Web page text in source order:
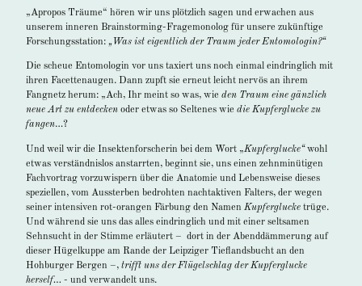
„Apropos Träume“ hören wir uns plötzlich sagen und erwachen aus
unserem inneren Brainstorming-Fragemonolog für unsere zukünftige
Forschungsstation: „Was ist eigentlich der Traum jeder Entomologin?“
Die scheue Entomologin vor uns taxiert uns noch einmal eindringlich mit
ihren Facettenaugen. Dann zupft sie erneut leicht nervös an ihrem
Fangnetz herum: „Ach, Ihr meint so was, wie den Traum eine gänzlich
neue Art zu entdecken oder etwas so Seltenes wie die Kupferglucke zu
fangen…?
Und weil wir die Insektenforscherin bei dem Wort „Kupferglucke“wohl
etwas verständnislos anstarrten, beginnt sie, uns einen zehnminütigen
Fachvortrag vorzuwispern über die Anatomie und Lebensweise dieses
speziellen, vom Aussterben bedrohten nachtaktiven Falters, der wegen
seiner intensiven rot-orangen Färbung den Namen Kupferglucke trüge.
Und während sie uns das alles eindringlich und mit einer seltsamen
Sehnsucht in der Stimme erläutert – dort in der Abenddämmerung auf
dieser Hügelkuppe am Rande der Leipziger Tieflandsbucht an den
Hohburger Bergen –, trifft uns der Flügelschlag der Kupferglucke
herself… - und verwandelt uns.